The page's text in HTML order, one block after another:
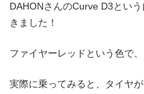
DAHONさんのCurve D3とい
きました！
ファイヤーレッドという色で
実際に乗ってみると、タイヤが